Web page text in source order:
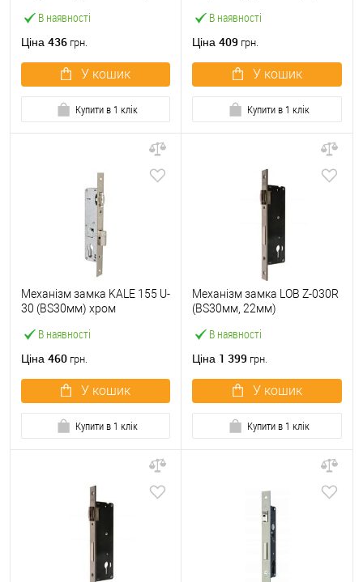
В наявності
Ціна 436 грн.
У кошик
Купити в 1 клік
В наявності
Ціна 409 грн.
У кошик
Купити в 1 клік
В наявності
Механізм замка KALE 155 U-
30 (BS30мм) хром
Ціна 460 грн.
У кошик
Купити в 1 клік
В наявності
Механізм замка LOB Z-030R
(BS30мм, 22мм)
Ціна 1 399 грн.
У кошик
Купити в 1 клік